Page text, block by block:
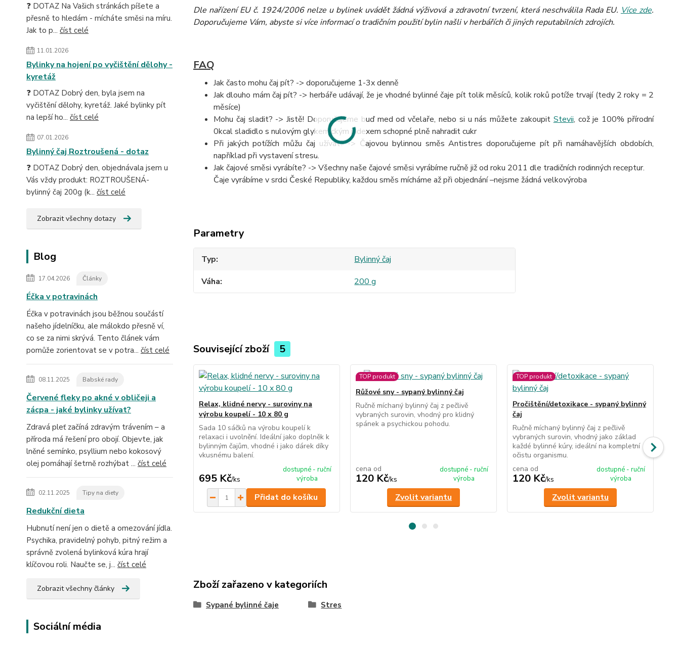
❓ DOTAZ Na Vašich stránkách píšete a
přesně to hledám - mícháte směsi na míru.
Jak to p... číst celé
11.01.2026
Bylinky na hojení po vyčištění dělohy -
kyretáž
❓ DOTAZ Dobrý den, byla jsem na
vyčištění dělohy, kyretáž. Jaké bylinky pít
na lepší ho... číst celé
07.01.2026
Bylinný čaj Roztroušená - dotaz
❓ DOTAZ Dobrý den, objednávala jsem u
Vás vždy produkt: ROZTROUŠENÁ-
bylinný čaj 200g (k... číst celé
Zobrazit všechny dotazy
Blog
17.04.2026 Články
Éčka v potravinách
Éčka v potravinách jsou běžnou součástí
našeho jídelníčku, ale málokdo přesně ví,
co se za nimi skrývá. Tento článek vám
pomůže zorientovat se v potra... číst celé
08.11.2025 Babské rady
Červené fleky po akné v obličeji a
zácpa - jaké bylinky užívat?
Zdravá pleť začíná zdravým trávením – a
příroda má řešení pro obojí. Objevte, jak
lněné semínko, psyllium nebo kokosový
olej pomáhají šetrně rozhýbat ... číst celé
02.11.2025 Tipy na diety
Redukční dieta
Hubnutí není jen o dietě a omezování jídla.
Psychika, pravidelný pohyb, pitný režim a
správně zvolená bylinková kúra hrají
klíčovou roli. Naučte se, j... číst celé
Zobrazit všechny články
Sociální média
Dle nařízení EU č. 1924/2006 nelze u bylinek uvádět žádná výživová a zdravotní tvrzení, která neschválila Rada EU. Více zde.
Doporučujeme Vám, abyste si více informací o tradičním použití bylin našli v herbářích či jiných reputabilních zdrojích.
FAQ
Jak často mohu čaj pít? -> doporučujeme 1-3x denně
Jak dlouho mám čaj pít? -> herbáře udávají, že je vhodné bylinné čaje pít tolik měsíců, kolik roků potíže trvají (tedy 2 roky = 2
měsíce)
Mohu čaj sladit? -> Jistě! Doporučujeme buď med od včelaře, nebo si u nás můžete zakoupit Stevii, což je 100% přírodní
0kcal sladidlo s nulovým glykemickým indexem schopné plně nahradit cukr
Při jakých potížích můžu čaj užívat? -> Čajovou bylinnou směs Antistres doporučujeme pít při namáhavějších obdobích,
například při vystavení stresu.
Jak čajové směsi vyrábíte? -> Všechny naše čajové směsi vyrábíme ručně již od roku 2011 dle tradičních rodinných receptur.
Čaje vyrábíme v srdci České Republiky, každou směs mícháme až při objednání –nejsme žádná velkovýroba
Parametry
Typ
Bylinný čaj
Váha
200 g
Související zboží 5
Relax, klidné nervy - suroviny na
výrobu koupelí - 10 x 80 g
Sada 10 sáčků na výrobu koupelí k
relaxaci i uvolnění. Ideální jako doplněk k
bylinným čajům, vhodné i jako dárek díky
vkusnému balení.
695 Kč/ks
dostupné - ruční
výroba
Přidat do košíku
TOP produkt
Růžové sny - sypaný bylinný čaj
Ručně míchaný bylinný čaj z pečlivě
vybraných surovin, vhodný pro klidný
spánek a psychickou pohodu.
cena od
120 Kč/ks
dostupné - ruční
výroba
Zvolit variantu
TOP produkt
Pročištění/detoxikace - sypaný bylinný
čaj
Ručně míchaný bylinný čaj z pečlivě
vybraných surovin, vhodný jako základ
každé bylinné kúry, ideální na kompletní
očistu organismu.
cena od
120 Kč/ks
dostupné - ruční
výroba
Zvolit variantu
Zboží zařazeno v kategoriích
Sypané bylinné čaje Stres